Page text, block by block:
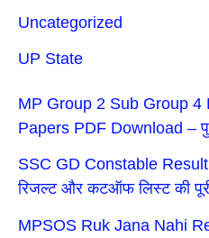
Uncategorized
UP State
MP Group 2 Sub Group 4
Papers PDF Download –
SSC GD Constable
रिजल्ट और कटऑफ लिस्ट की
MPSOS Ruk Jana Nahi